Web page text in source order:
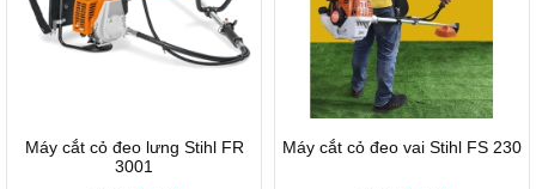
Máy cắt cỏ đeo lưng Stihl FR
3001
Máy cắt cỏ đeo vai Stihl FS 230